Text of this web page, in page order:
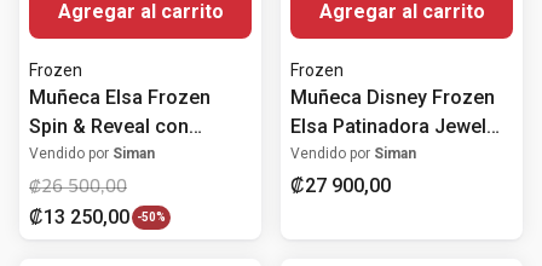
Agregar al carrito
Frozen
Muñeca Elsa Frozen
Spin & Reveal con
Sorpresas y Accesorios
Vendido por Siman
₡26 500,00
₡13 250,00 -50%
Agregar al carrito
Frozen
Muñeca Disney Frozen
Elsa Patinadora Jewel
Reveal con Accesorios
Vendido por Siman
₡27 900,00